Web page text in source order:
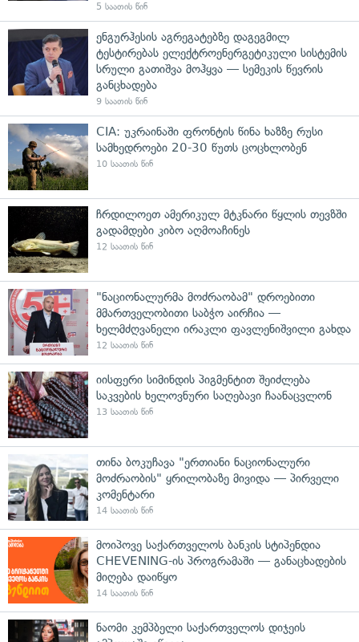
5 საათის წინ
ენგურჰესის აგრეგატებზე დაგეგმილ
ტესტირებას ელექტროენერგეტიკული სისტემის
სრული გათიშვა მოჰყვა — სემეკის წევრის
განცხადება
9 საათის წინ
CIA: უკრაინაში ფრონტის წინა ხაზზე რუსი
სამხედროები 20-30 წუთს ცოცხლობენ
10 საათის წინ
ჩრდილოეთ ამერიკულ მტკნარი წყლის თევზში
გადამდები კიბო აღმოაჩინეს
12 საათის წინ
"ნაციონალურმა მოძრაობამ" დროებითი
მმართველობითი საბჭო აირჩია —
ხელმძღვანელი ირაკლი ფავლენიშვილი გახდა
12 საათის წინ
იისფერი სიმინდის პიგმენტით შეიძლება
საკვების ხელოვნური საღებავი ჩაანაცვლონ
13 საათის წინ
თინა ბოკუჩავა "ერთიანი ნაციონალური
მოძრაობის" ყრილობაზე მივიდა — პირველი
კომენტარი
14 საათის წინ
მოიპოვე საქართველოს ბანკის სტიპენდია
CHEVENING-ის პროგრამაში — განაცხადების
მიღება დაიწყო
14 საათის წინ
ნაომი კემპბელი საქართველოს დიჯეის